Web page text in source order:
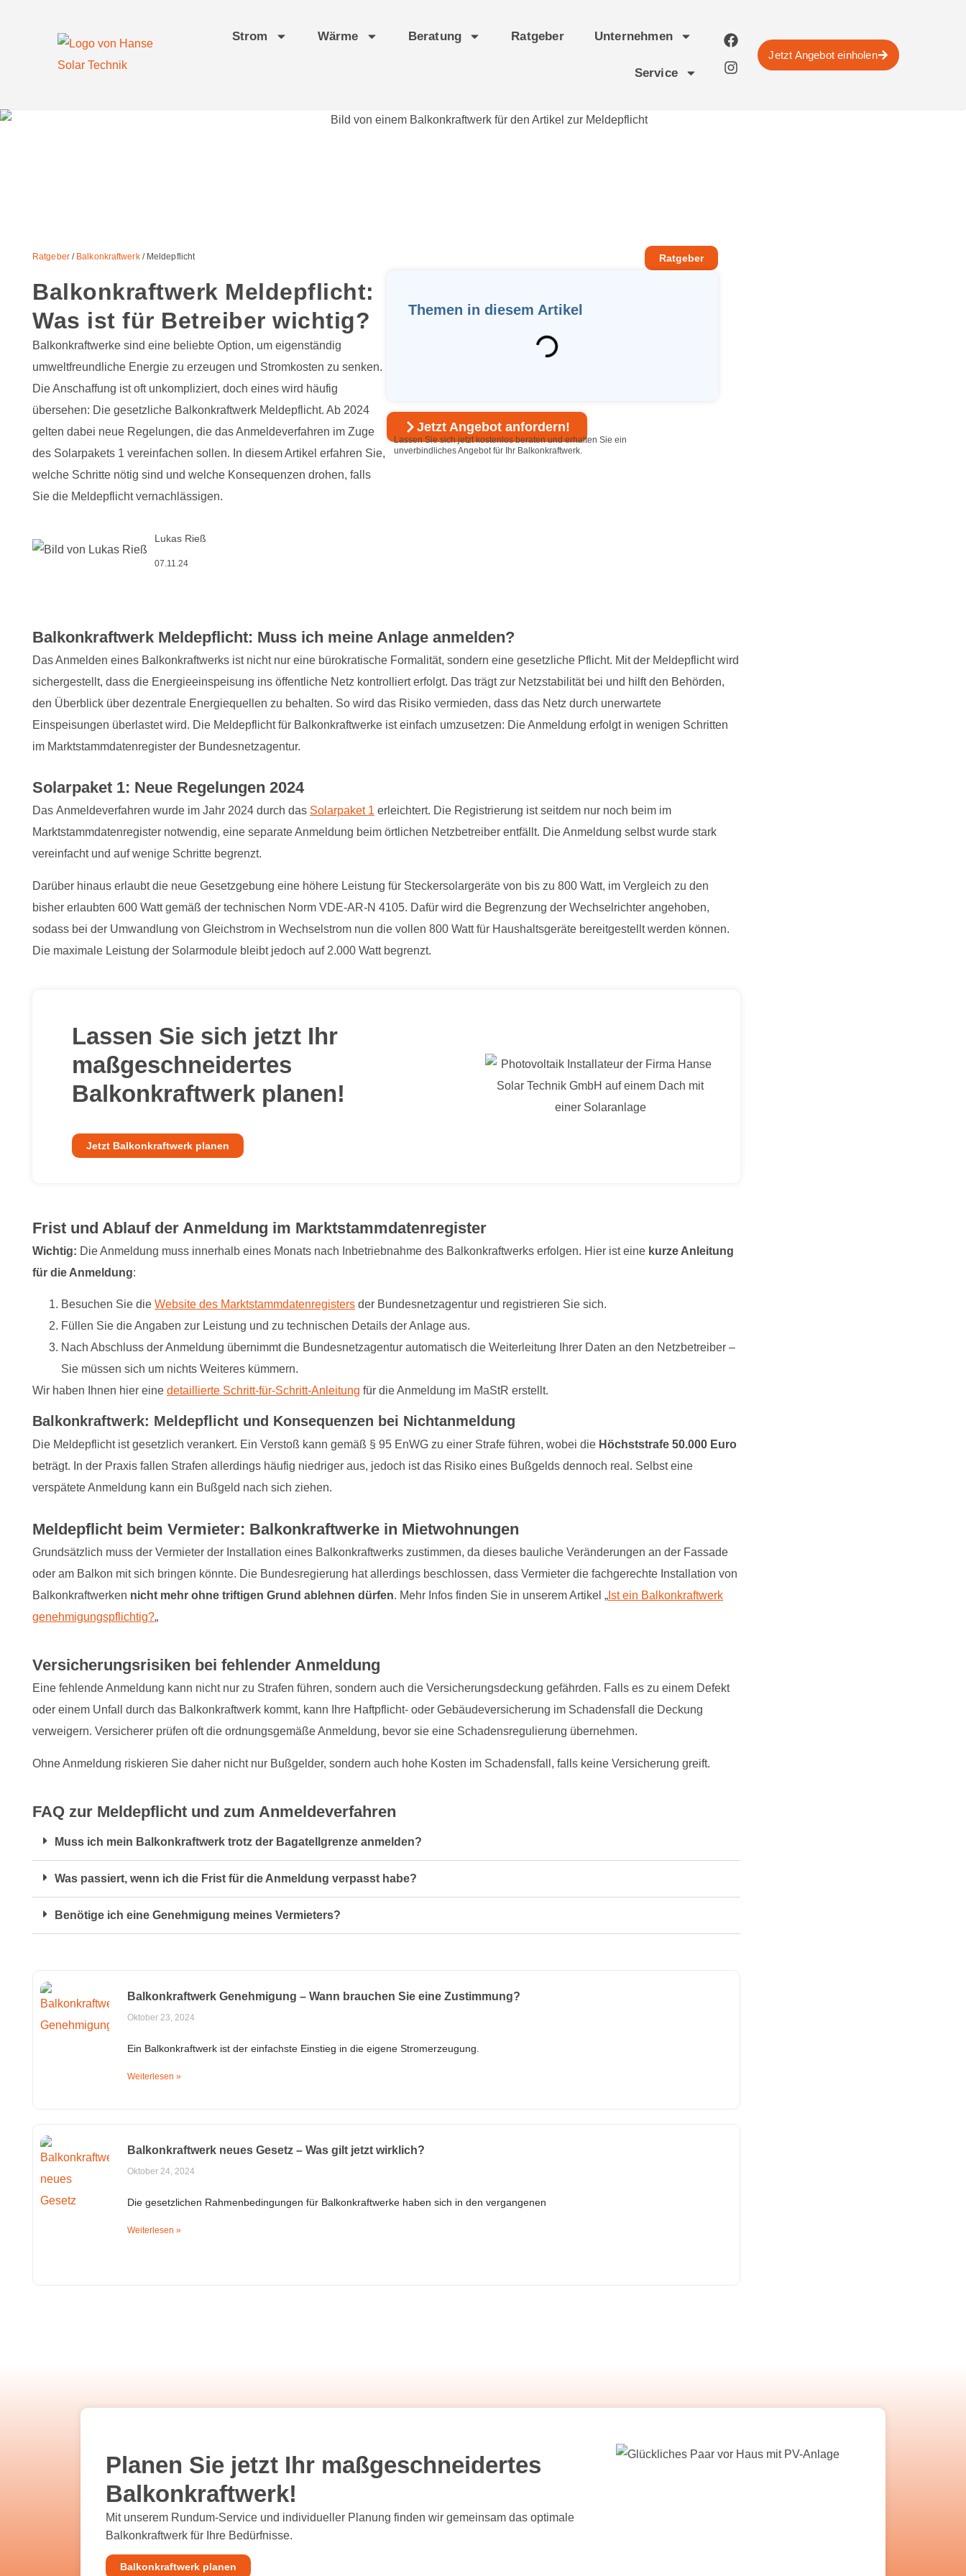
Strom Wärme Beratung Ratgeber Unternehmen
Service
Jetzt Angebot einholen
Ratgeber/ Balkonkraftwerk/ Meldepflicht
Balkonkraftwerk Meldepflicht:
Was ist für Betreiber wichtig?
Balkonkraftwerke sind eine beliebte Option, um eigenständig
umweltfreundliche Energie zu erzeugen und Stromkosten zu senken.
Die Anschaffung ist oft unkompliziert, doch eines wird häufig
übersehen: Die gesetzliche Balkonkraftwerk Meldepflicht. Ab 2024
gelten dabei neue Regelungen, die das Anmeldeverfahren im Zuge
des Solarpakets 1 vereinfachen sollen. In diesem Artikel erfahren Sie,
welche Schritte nötig sind und welche Konsequenzen drohen, falls
Sie die Meldepflicht vernachlässigen.
Lukas Rieß
07.11.24
Ratgeber
Themen in diesem Artikel
Jetzt Angebot anfordern!
Lassen Sie sich jetzt kostenlos beraten und erhalten Sie ein
unverbindliches Angebot für Ihr Balkonkraftwerk.
Balkonkraftwerk Meldepflicht: Muss ich meine Anlage anmelden?
Das Anmelden eines Balkonkraftwerks ist nicht nur eine bürokratische Formalität, sondern eine gesetzliche Pflicht. Mit der Meldepflicht wird
sichergestellt, dass die Energieeinspeisung ins öffentliche Netz kontrolliert erfolgt. Das trägt zur Netzstabilität bei und hilft den Behörden,
den Überblick über dezentrale Energiequellen zu behalten. So wird das Risiko vermieden, dass das Netz durch unerwartete
Einspeisungen überlastet wird. Die Meldepflicht für Balkonkraftwerke ist einfach umzusetzen: Die Anmeldung erfolgt in wenigen Schritten
im Marktstammdatenregister der Bundesnetzagentur.
Solarpaket 1: Neue Regelungen 2024
Das Anmeldeverfahren wurde im Jahr 2024 durch das Solarpaket 1 erleichtert. Die Registrierung ist seitdem nur noch beim im
Marktstammdatenregister notwendig, eine separate Anmeldung beim örtlichen Netzbetreiber entfällt. Die Anmeldung selbst wurde stark
vereinfacht und auf wenige Schritte begrenzt.
Darüber hinaus erlaubt die neue Gesetzgebung eine höhere Leistung für Steckersolargeräte von bis zu 800 Watt, im Vergleich zu den
bisher erlaubten 600 Watt gemäß der technischen Norm VDE-AR-N 4105. Dafür wird die Begrenzung der Wechselrichter angehoben,
sodass bei der Umwandlung von Gleichstrom in Wechselstrom nun die vollen 800 Watt für Haushaltsgeräte bereitgestellt werden können.
Die maximale Leistung der Solarmodule bleibt jedoch auf 2.000 Watt begrenzt.
Lassen Sie sich jetzt Ihr
maßgeschneidertes
Balkonkraftwerk planen!
Jetzt Balkonkraftwerk planen
Frist und Ablauf der Anmeldung im Marktstammdatenregister
Wichtig: Die Anmeldung muss innerhalb eines Monats nach Inbetriebnahme des Balkonkraftwerks erfolgen. Hier ist eine kurze Anleitung
für die Anmeldung:
Besuchen Sie die Website des Marktstammdatenregisters der Bundesnetzagentur und registrieren Sie sich.
Füllen Sie die Angaben zur Leistung und zu technischen Details der Anlage aus.
Nach Abschluss der Anmeldung übernimmt die Bundesnetzagentur automatisch die Weiterleitung Ihrer Daten an den Netzbetreiber –
Sie müssen sich um nichts Weiteres kümmern.
Wir haben Ihnen hier eine detaillierte Schritt-für-Schritt-Anleitung für die Anmeldung im MaStR erstellt.
Balkonkraftwerk: Meldepflicht und Konsequenzen bei Nichtanmeldung
Die Meldepflicht ist gesetzlich verankert. Ein Verstoß kann gemäß § 95 EnWG zu einer Strafe führen, wobei die Höchststrafe 50.000 Euro
beträgt. In der Praxis fallen Strafen allerdings häufig niedriger aus, jedoch ist das Risiko eines Bußgelds dennoch real. Selbst eine
verspätete Anmeldung kann ein Bußgeld nach sich ziehen.
Meldepflicht beim Vermieter: Balkonkraftwerke in Mietwohnungen
Grundsätzlich muss der Vermieter der Installation eines Balkonkraftwerks zustimmen, da dieses bauliche Veränderungen an der Fassade
oder am Balkon mit sich bringen könnte. Die Bundesregierung hat allerdings beschlossen, dass Vermieter die fachgerechte Installation von
Balkonkraftwerken nicht mehr ohne triftigen Grund ablehnen dürfen. Mehr Infos finden Sie in unserem Artikel „ Ist ein Balkonkraftwerk
genehmigungspflichtig?„
Versicherungsrisiken bei fehlender Anmeldung
Eine fehlende Anmeldung kann nicht nur zu Strafen führen, sondern auch die Versicherungsdeckung gefährden. Falls es zu einem Defekt
oder einem Unfall durch das Balkonkraftwerk kommt, kann Ihre Haftpflicht- oder Gebäudeversicherung im Schadensfall die Deckung
verweigern. Versicherer prüfen oft die ordnungsgemäße Anmeldung, bevor sie eine Schadensregulierung übernehmen.
Ohne Anmeldung riskieren Sie daher nicht nur Bußgelder, sondern auch hohe Kosten im Schadensfall, falls keine Versicherung greift.
FAQ zur Meldepflicht und zum Anmeldeverfahren
Muss ich mein Balkonkraftwerk trotz der Bagatellgrenze anmelden?
Was passiert, wenn ich die Frist für die Anmeldung verpasst habe?
Benötige ich eine Genehmigung meines Vermieters?
Balkonkraftwerk Genehmigung – Wann brauchen Sie eine Zustimmung?
Oktober 23, 2024
Ein Balkonkraftwerk ist der einfachste Einstieg in die eigene Stromerzeugung.
Weiterlesen »
Balkonkraftwerk neues Gesetz – Was gilt jetzt wirklich?
Oktober 24, 2024
Die gesetzlichen Rahmenbedingungen für Balkonkraftwerke haben sich in den vergangenen
Weiterlesen »
Planen Sie jetzt Ihr maßgeschneidertes
Balkonkraftwerk!
Mit unserem Rundum-Service und individueller Planung finden wir gemeinsam das optimale
Balkonkraftwerk für Ihre Bedürfnisse.
Balkonkraftwerk planen